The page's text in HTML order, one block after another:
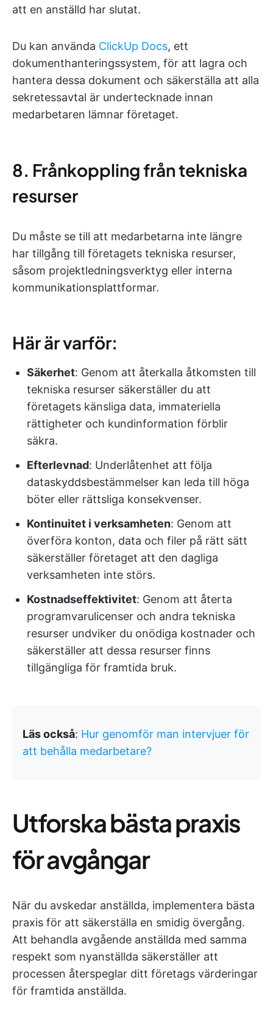
att en anställd har slutat.
Du kan använda ClickUp Docs, ett
dokumenthanteringssystem, för att lagra och
hantera dessa dokument och säkerställa att alla
sekretessavtal är undertecknade innan
medarbetaren lämnar företaget.
8. Frånkoppling från tekniska
resurser
Du måste se till att medarbetarna inte längre
har tillgång till företagets tekniska resurser,
såsom projektledningsverktyg eller interna
kommunikationsplattformar.
Här är varför:
Säkerhet: Genom att återkalla åtkomsten till
tekniska resurser säkerställer du att
företagets känsliga data, immateriella
rättigheter och kundinformation förblir
säkra.
Efterlevnad: Underlåtenhet att följa
dataskyddsbestämmelser kan leda till höga
böter eller rättsliga konsekvenser.
Kontinuitet i verksamheten: Genom att
överföra konton, data och filer på rätt sätt
säkerställer företaget att den dagliga
verksamheten inte störs.
Kostnadseffektivitet: Genom att återta
programvarulicenser och andra tekniska
resurser undviker du onödiga kostnader och
säkerställer att dessa resurser finns
tillgängliga för framtida bruk.
Läs också: Hur genomför man intervjuer för
att behålla medarbetare?
Utforska bästa praxis
för avgångar
När du avskedar anställda, implementera bästa
praxis för att säkerställa en smidig övergång.
Att behandla avgående anställda med samma
respekt som nyanställda säkerställer att
processen återspeglar ditt företags värderingar
för framtida anställda.